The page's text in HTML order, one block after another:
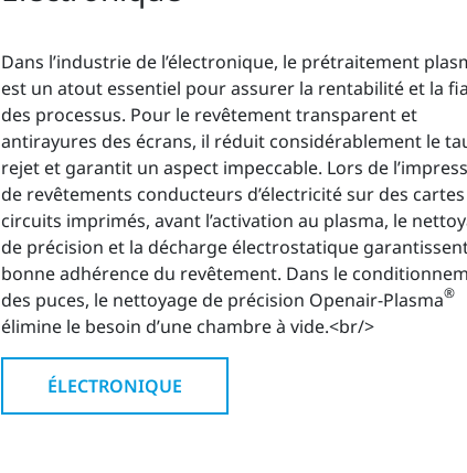
Dans l’industrie de l’électronique, le prétraitement
est un atout essentiel pour assurer la rentabilité et la
des processus. Pour le revêtement transparent et
antirayures des écrans, il réduit considérablement le
rejet et garantit un aspect impeccable. Lors de
de revêtements conducteurs d’électricité sur des
circuits imprimés, avant l’activation au plasma, le
de précision et la décharge électrostatique
bonne adhérence du revêtement. Dans le
des puces, le nettoyage de précision Openair-Plasma®
élimine le besoin d’une chambre à vide.<br/>
ÉLECTRONIQUE